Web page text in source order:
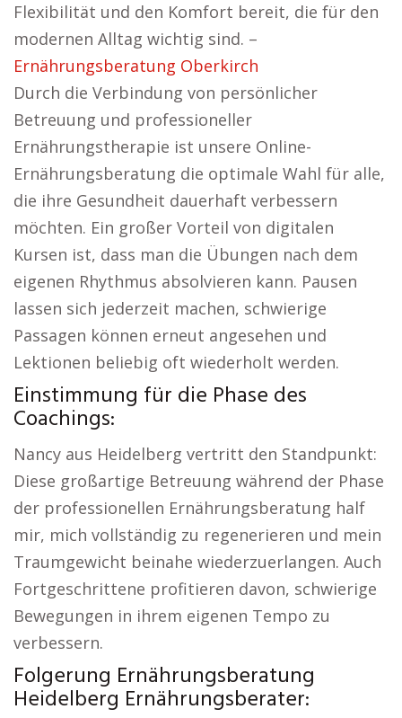
Flexibilität und den Komfort bereit, die für den
modernen Alltag wichtig sind. –
Ernährungsberatung Oberkirch
Durch die Verbindung von persönlicher
Betreuung und professioneller
Ernährungstherapie ist unsere Online-
Ernährungsberatung die optimale Wahl für alle,
die ihre Gesundheit dauerhaft verbessern
möchten. Ein großer Vorteil von digitalen
Kursen ist, dass man die Übungen nach dem
eigenen Rhythmus absolvieren kann. Pausen
lassen sich jederzeit machen, schwierige
Passagen können erneut angesehen und
Lektionen beliebig oft wiederholt werden.
Einstimmung für die Phase des
Coachings:
Nancy aus Heidelberg vertritt den Standpunkt:
Diese großartige Betreuung während der Phase
der professionellen Ernährungsberatung half
mir, mich vollständig zu regenerieren und mein
Traumgewicht beinahe wiederzuerlangen. Auch
Fortgeschrittene profitieren davon, schwierige
Bewegungen in ihrem eigenen Tempo zu
verbessern.
Folgerung Ernährungsberatung
Heidelberg Ernährungsberater: